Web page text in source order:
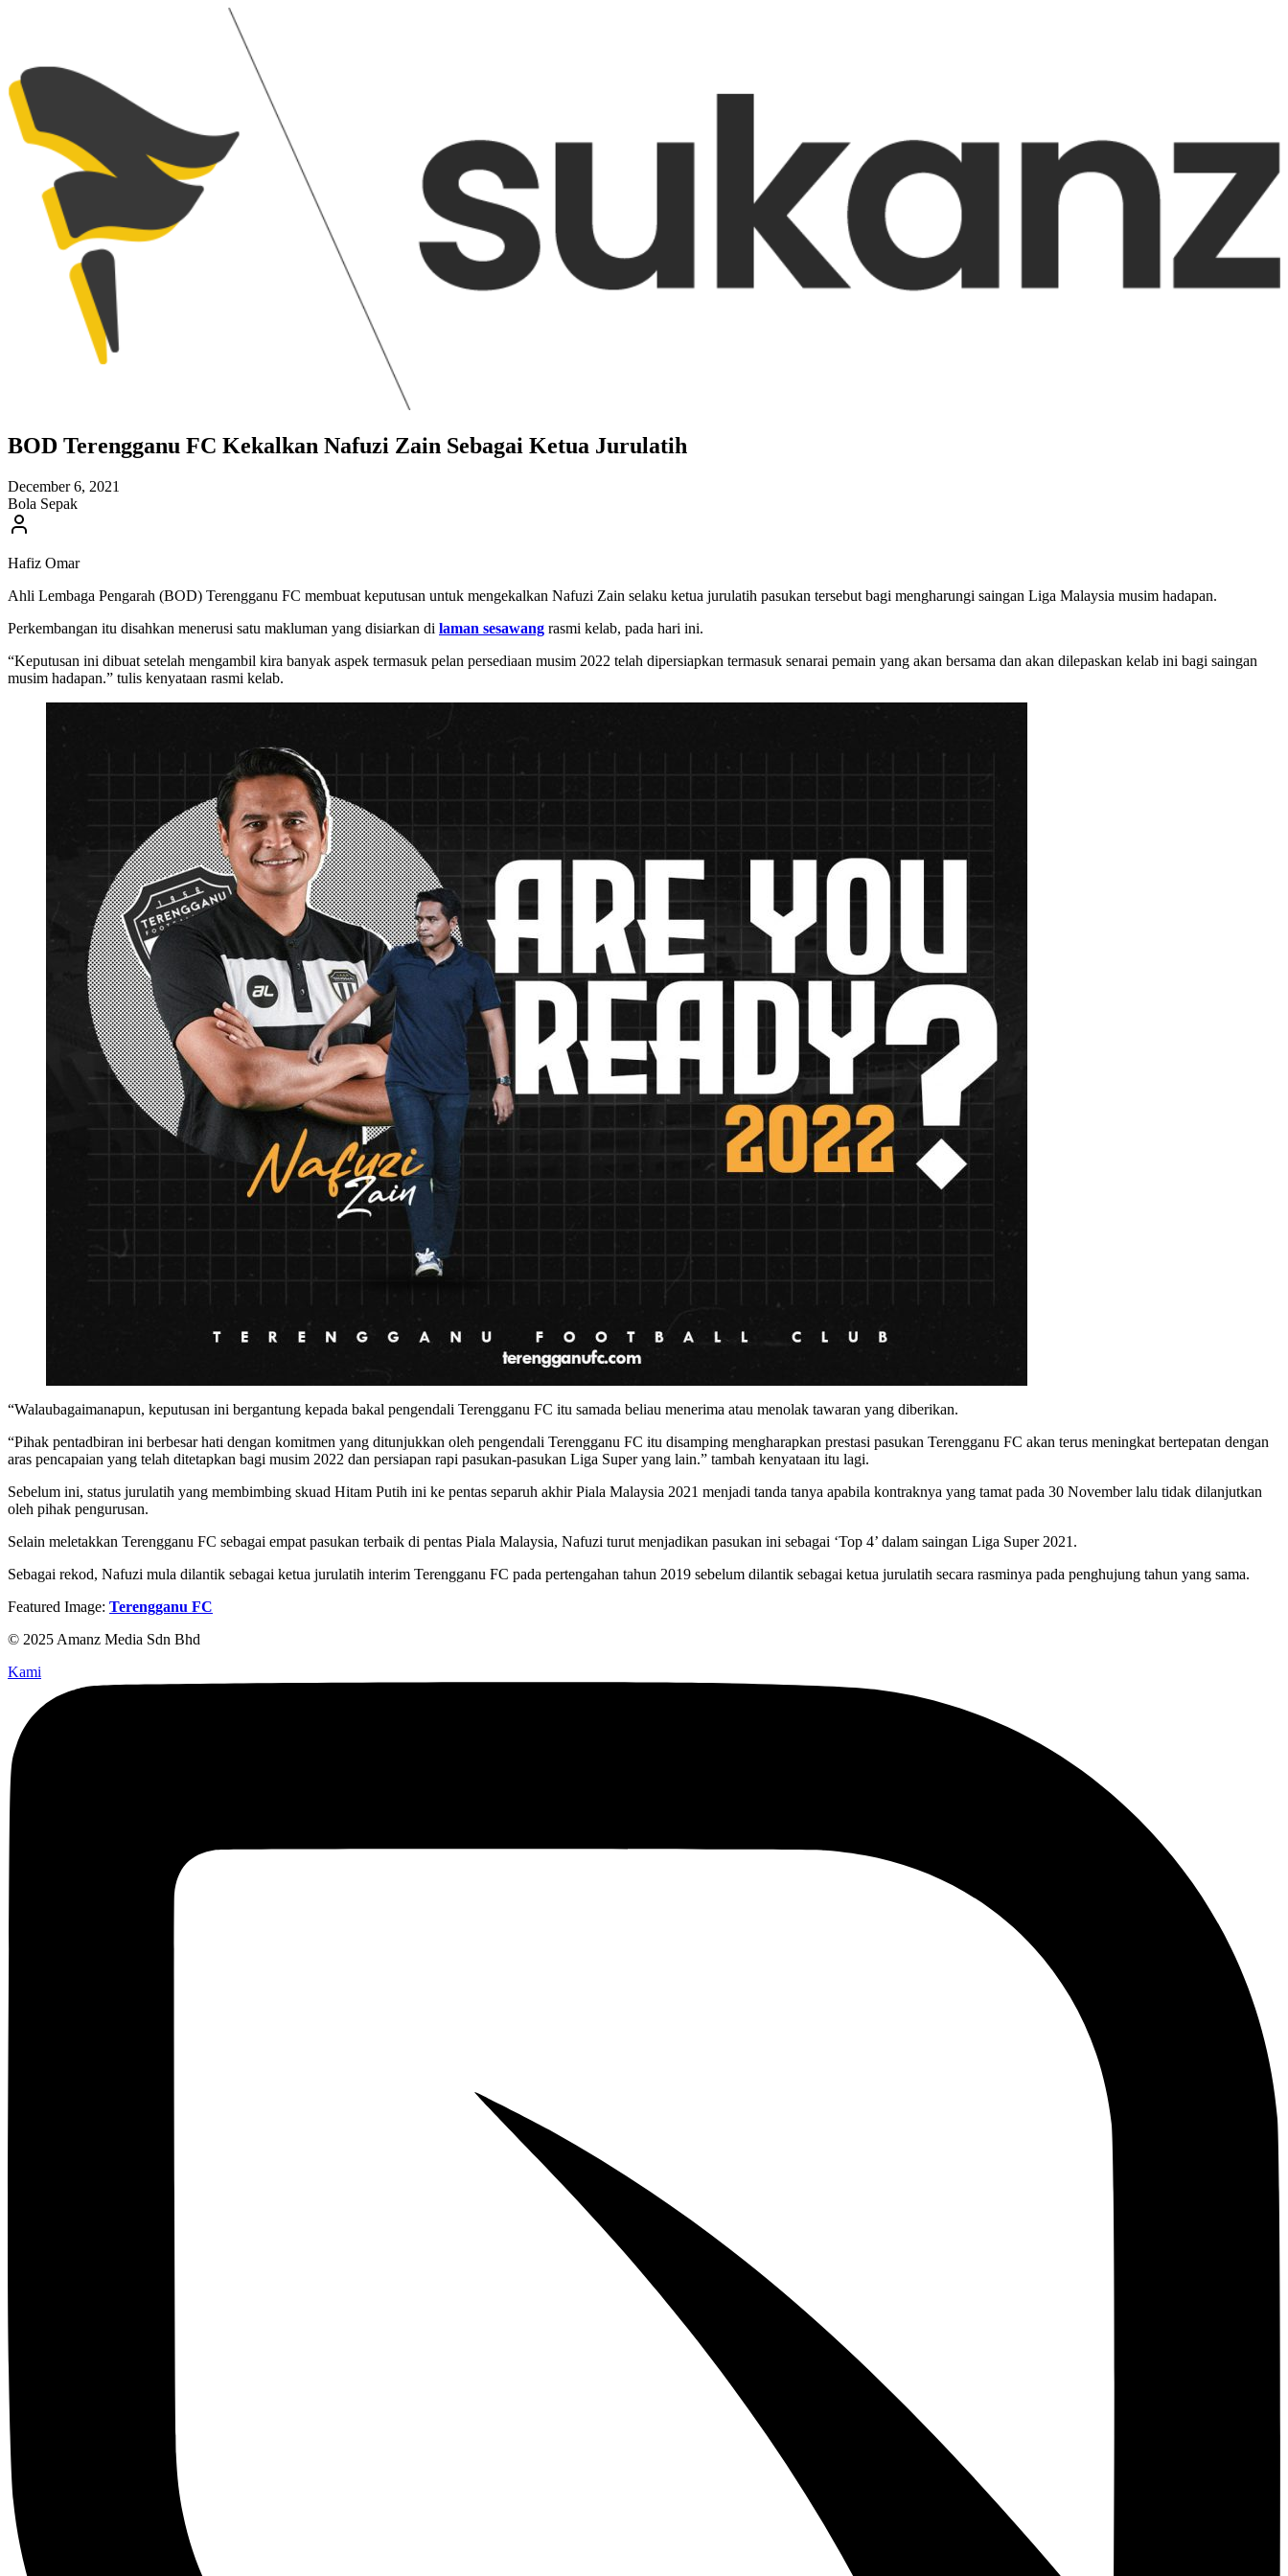
BOD Terengganu FC Kekalkan Nafuzi Zain Sebagai Ketua Jurulatih
December 6, 2021
Bola Sepak
Hafiz Omar
Ahli Lembaga Pengarah (BOD) Terengganu FC membuat keputusan untuk mengekalkan Nafuzi Zain selaku ketua jurulatih pasukan tersebut bagi mengharungi saingan Liga Malaysia musim hadapan.
Perkembangan itu disahkan menerusi satu makluman yang disiarkan di laman sesawang rasmi kelab, pada hari ini.
“Keputusan ini dibuat setelah mengambil kira banyak aspek termasuk pelan persediaan musim 2022 telah dipersiapkan termasuk senarai pemain yang akan bersama dan akan dilepaskan kelab ini bagi saingan
musim hadapan.” tulis kenyataan rasmi kelab.
“Walaubagaimanapun, keputusan ini bergantung kepada bakal pengendali Terengganu FC itu samada beliau menerima atau menolak tawaran yang diberikan.
“Pihak pentadbiran ini berbesar hati dengan komitmen yang ditunjukkan oleh pengendali Terengganu FC itu disamping mengharapkan prestasi pasukan Terengganu FC akan terus meningkat bertepatan dengan
aras pencapaian yang telah ditetapkan bagi musim 2022 dan persiapan rapi pasukan-pasukan Liga Super yang lain.” tambah kenyataan itu lagi.
Sebelum ini, status jurulatih yang membimbing skuad Hitam Putih ini ke pentas separuh akhir Piala Malaysia 2021 menjadi tanda tanya apabila kontraknya yang tamat pada 30 November lalu tidak dilanjutkan
oleh pihak pengurusan.
Selain meletakkan Terengganu FC sebagai empat pasukan terbaik di pentas Piala Malaysia, Nafuzi turut menjadikan pasukan ini sebagai ‘Top 4’ dalam saingan Liga Super 2021.
Sebagai rekod, Nafuzi mula dilantik sebagai ketua jurulatih interim Terengganu FC pada pertengahan tahun 2019 sebelum dilantik sebagai ketua jurulatih secara rasminya pada penghujung tahun yang sama.
Featured Image: Terengganu FC
© 2025 Amanz Media Sdn Bhd
Kami